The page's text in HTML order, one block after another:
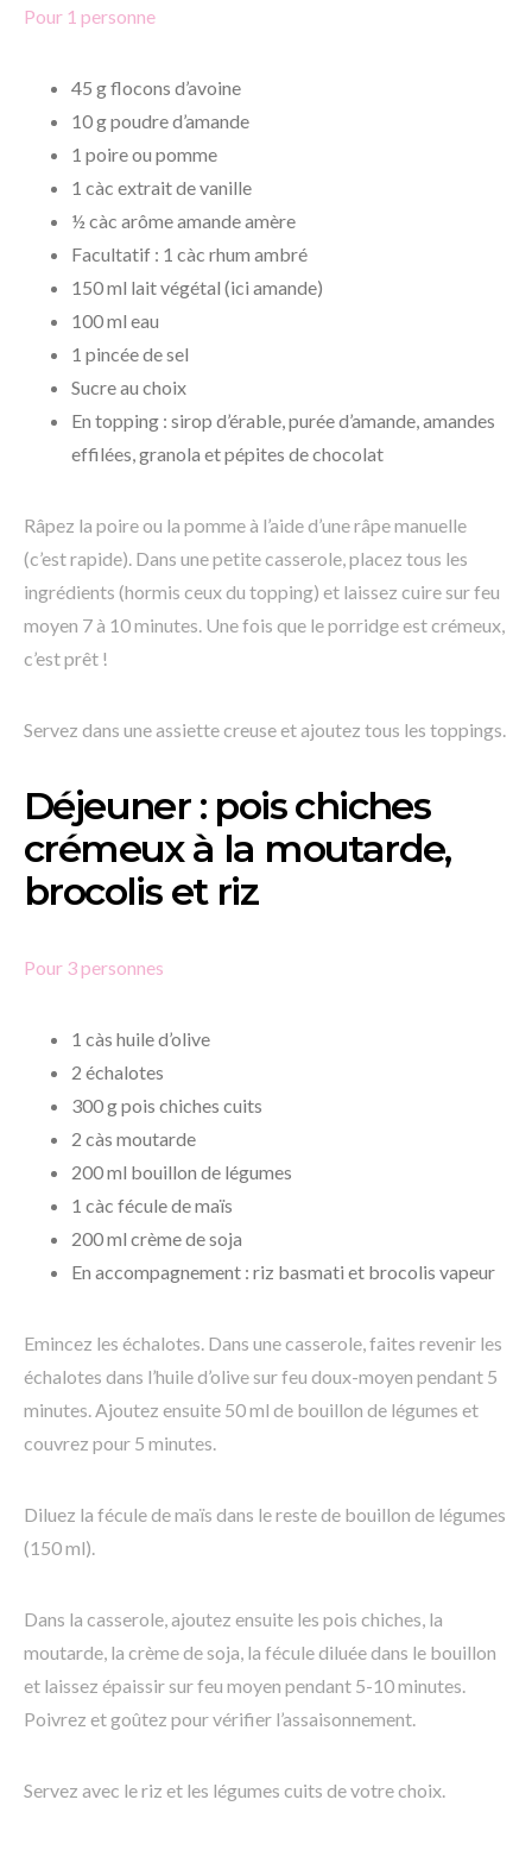
Pour 1 personne
45 g flocons d’avoine
10 g poudre d’amande
1 poire ou pomme
1 càc extrait de vanille
½ càc arôme amande amère
Facultatif : 1 càc rhum ambré
150 ml lait végétal (ici amande)
100 ml eau
1 pincée de sel
Sucre au choix
En topping : sirop d’érable, purée d’amande, amandes
effilées, granola et pépites de chocolat
Râpez la poire ou la pomme à l’aide d’une râpe manuelle
(c’est rapide). Dans une petite casserole, placez tous les
ingrédients (hormis ceux du topping) et laissez cuire sur feu
moyen 7 à 10 minutes. Une fois que le porridge est crémeux,
c’est prêt !
Servez dans une assiette creuse et ajoutez tous les toppings.
Déjeuner : pois chiches
crémeux à la moutarde,
brocolis et riz
Pour 3 personnes
1 càs huile d’olive
2 échalotes
300 g pois chiches cuits
2 càs moutarde
200 ml bouillon de légumes
1 càc fécule de maïs
200 ml crème de soja
En accompagnement : riz basmati et brocolis vapeur
Emincez les échalotes. Dans une casserole, faites revenir les
échalotes dans l’huile d’olive sur feu doux-moyen pendant 5
minutes. Ajoutez ensuite 50 ml de bouillon de légumes et
couvrez pour 5 minutes.
Diluez la fécule de maïs dans le reste de bouillon de légumes
(150 ml).
Dans la casserole, ajoutez ensuite les pois chiches, la
moutarde, la crème de soja, la fécule diluée dans le bouillon
et laissez épaissir sur feu moyen pendant 5-10 minutes.
Poivrez et goûtez pour vérifier l’assaisonnement.
Servez avec le riz et les légumes cuits de votre choix.